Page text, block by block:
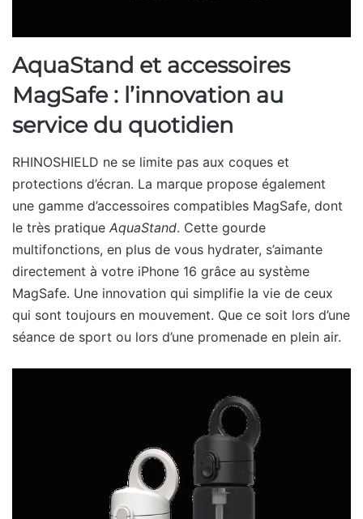
AquaStand et accessoires
MagSafe : l’innovation au
service du quotidien
RHINOSHIELD ne se limite pas aux coques et
protections d’écran. La marque propose également
une gamme d’accessoires compatibles MagSafe, dont
le très pratique AquaStand. Cette gourde
multifonctions, en plus de vous hydrater, s’aimante
directement à votre iPhone 16 grâce au système
MagSafe. Une innovation qui simplifie la vie de ceux
qui sont toujours en mouvement. Que ce soit lors d’une
séance de sport ou lors d’une promenade en plein air.